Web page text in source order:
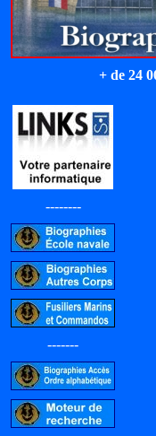
+ de 24
--------
-------